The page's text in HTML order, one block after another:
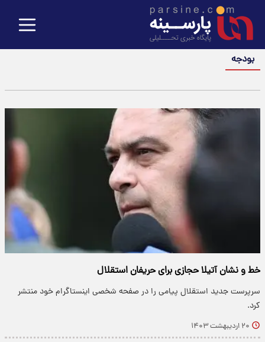
بودجه
خط و نشان آتیلا حجازی برای حریفان استقلال
سرپرست جدید استقلال پیامی را در صفحه شخصی اینستاگرام خود منتشر
کرد.
۲۰ اردیبهشت ۱۴۰۳